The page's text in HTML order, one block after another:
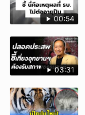
00:54
03:31